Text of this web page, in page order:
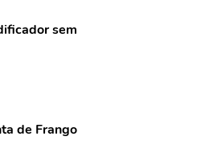
sem
de Frango